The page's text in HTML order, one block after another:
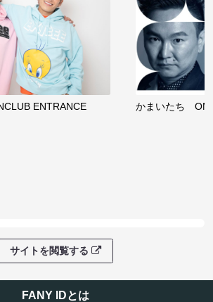
ENTRANCE かまいたち
サイトを閲覧する
FANY IDとは